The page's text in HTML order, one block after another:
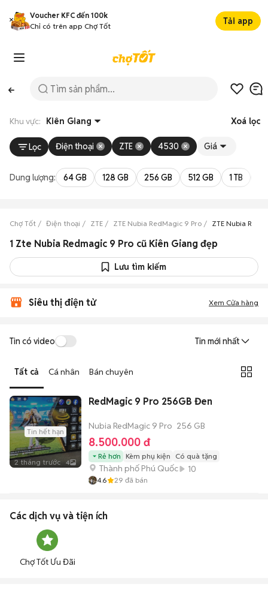
Voucher KFC đến 100k
Chỉ có trên app Chợ Tốt
Tải app
Khu vực: Kiên Giang Xoá lọc
Lọc Điện thoại ZTE 4530 Giá
Dung lượng: 64 GB 128 GB 256 GB 512 GB 1 TB
Chợ Tốt Điện thoại ZTE ZTE Nubia RedMagic 9 Pro ZTE Nubia
1 Zte Nubia Redmagic 9 Pro cũ Kiên Giang đẹp
Lưu tìm kiếm
Siêu thị điện tử Xem Cửa hàng
Tin có video Tin mới nhất
Tất cả Cá nhân Bán chuyên
Tin hết hạn
2 tháng trước 4
RedMagic 9 Pro 256GB Đen
Nubia RedMagic 9 Pro 256 GB
8.500.000 đ
Rẻ hơn Kèm phụ kiện Có quà tặng
Thành phố Phú Quốc 10
4.6 29 đã bán
Các dịch vụ và tiện ích
Chợ Tốt Ưu Đãi